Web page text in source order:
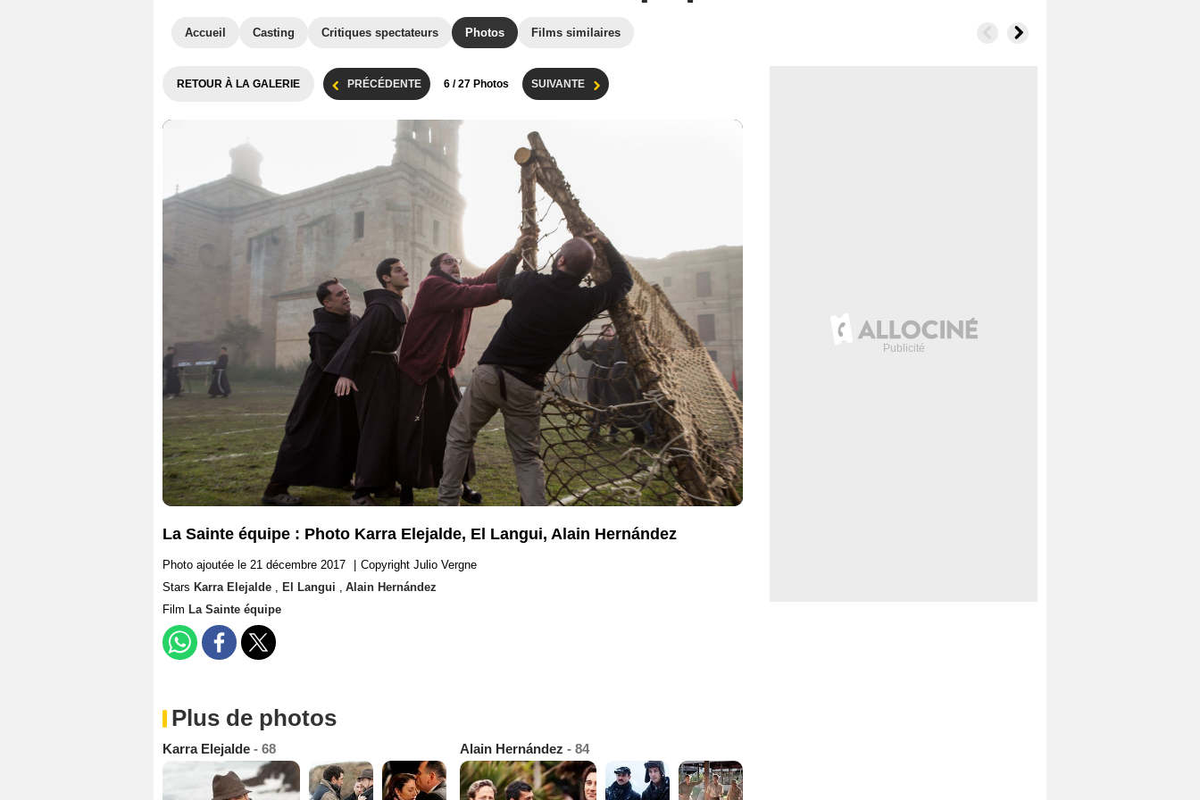
Accueil Casting Critiques spectateurs Photos Films similaires
RETOUR À LA GALERIE PRÉCÉDENTE 6 / 27 Photos SUIVANTE
La Sainte équipe : Photo Karra Elejalde, El Langui, Alain Hernández
Photo ajoutée le 21 décembre 2017
Copyright Julio Vergne
Stars Karra Elejalde , El Langui , Alain Hernández
Film La Sainte équipe
Plus de photos
Karra Elejalde - 68 Alain Hernández - 84